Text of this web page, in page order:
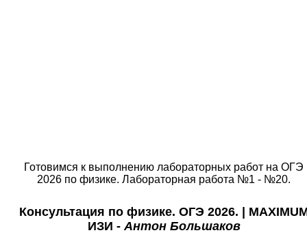
Готовимся к выполнению лабораторных работ на ОГЭ
2026 по физике. Лабораторная работа №1 - №20.
Консультация по физике. ОГЭ 2026.
ИЗИ -Антон Большаков